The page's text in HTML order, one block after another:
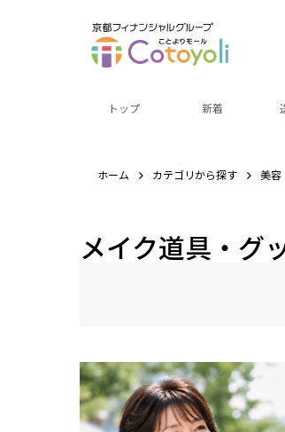
トップ 新着
ホーム カテゴリから探す 美容
メイク道具・グ